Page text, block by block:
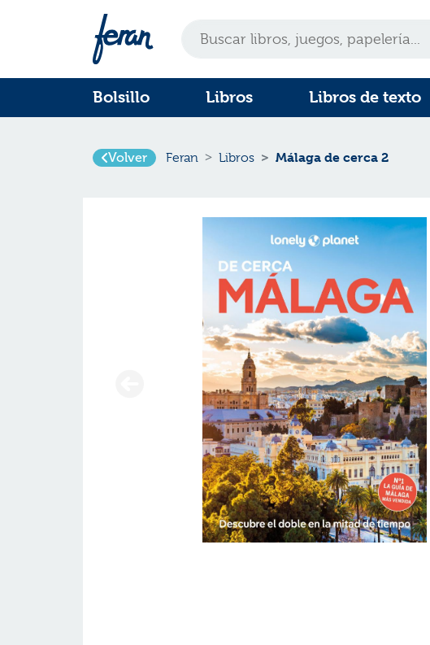
Bolsillo Libros Libros de texto
Volver Feran Libros Málaga de cerca 2